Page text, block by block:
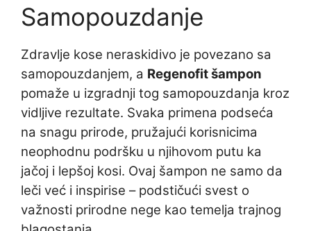
Samopouzdanje
Zdravlje kose neraskidivo je povezano sa
samopouzdanjem, a Regenofit šampon
pomaže u izgradnji tog samopouzdanja kroz
vidljive rezultate. Svaka primena podseća
na snagu prirode, pružajući korisnicima
neophodnu podršku u njihovom putu ka
jačoj i lepšoj kosi. Ovaj šampon ne samo da
leči već i inspirise – podstičući svest o
važnosti prirodne nege kao temelja trajnog